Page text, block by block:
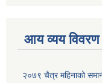
आय व्यय विवरण
२०७९ चैत्र महिनाको